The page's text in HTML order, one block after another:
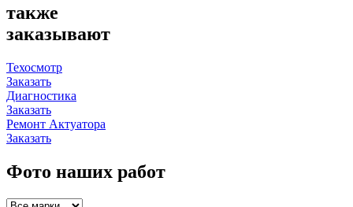
также
заказывают
Техосмотр
Заказать
Диагностика
Заказать
Ремонт Актуатора
Заказать
Фото наших работ